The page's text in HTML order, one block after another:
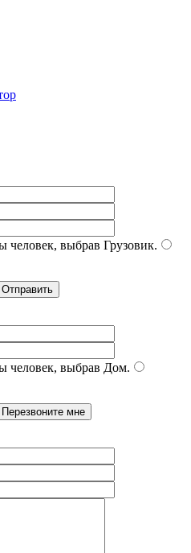
человек, выбрав Грузовик.
человек, выбрав Дом.